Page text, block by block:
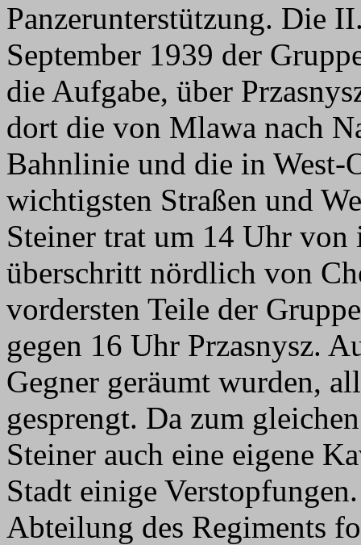
Panzerunterstützung. Die
September 1939 der
die Aufgabe, über
dort die von Mlawa nach
Bahnlinie und die in West-
wichtigsten Straßen und
Steiner trat um 14 Uhr
überschritt nördlich von
vordersten Teile der
gegen 16 Uhr Przasnysz.
Gegner geräumt wurden,
gesprengt. Da zum
Steiner auch eine eigene
Stadt einige
Abteilung des Regiments